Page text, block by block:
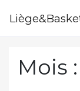
Mois :